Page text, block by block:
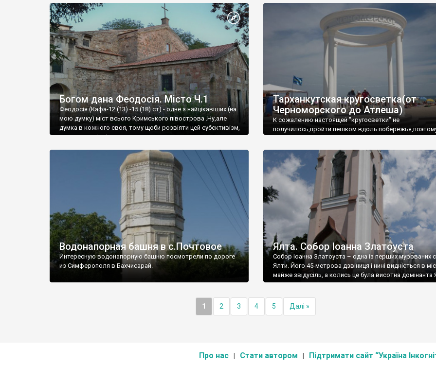
Богом дана Феодосія. Місто Ч.1
Феодосія (Кафа-12 (13) -15 (18) ст) - одне з найцікавіших (на
мою думку) міст всього Кримського півострова .Ну,але
думка в кожного своя, тому щоби розвіяти цей субєктивізм,
запрошую відвідати це
Тарханкутская кругосветка(от
Черноморского до Атлеша)
К сожалению настоящей "кругосветки" не
получилось,пройти пешком вдоль
Водонапорная башня в с.Почтовое
Интересную водонапорную башню посмотрели по дороге
из Симферополя в Бахчисарай.
Ялта. Собор Іоанна Златоуста
Собор Іоанна Златоуста – одна із перших мурованих
Ялти. Його 45-метрова дзвіниця і нині видніється в
майже звідусіль, а колись це була висотна домінанта
1 2 3 4 5 Далі »
Про нас Стати автором Підтримати сайт “Україна